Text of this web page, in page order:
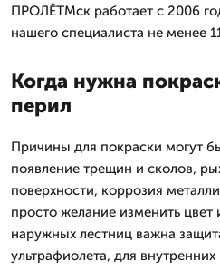
ПРОЛЁТМск работает с 2006
нашего специалиста не менее
Когда нужна
перил
Причины для покраски могут
появление трещин и сколов,
поверхности, коррозия
просто желание изменить цвет
наружных лестниц важна
ультрафиолета, для